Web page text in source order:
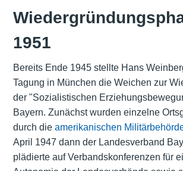
1951
Bereits Ende 1945 stellte Hans
Tagung in München die Weichen zur
der "Sozialistischen
Bayern. Zunächst wurden einzelne
durch die amerikanischen
April 1947 dann der Landesverband
plädierte auf Verbandskonferenzen für